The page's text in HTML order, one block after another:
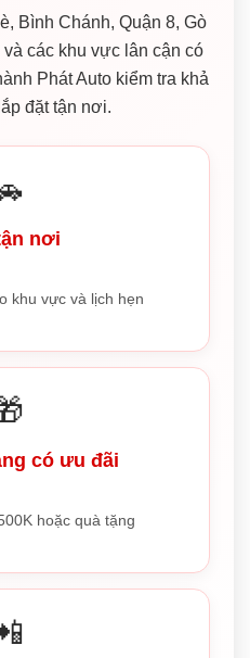
Bình Chánh, Quận 8, Gò
các khu vực lân cận có
Phát Auto kiểm tra khả
đặt tận nơi.
nơi
khu vực và lịch hẹn
có ưu đãi
hoặc quà tặng